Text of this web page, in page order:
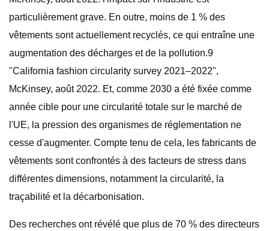
particulièrement grave. En outre, moins de 1 % des
vêtements sont actuellement recyclés, ce qui entraîne une
augmentation des décharges et de la pollution.9
"California fashion circularity survey 2021–2022",
McKinsey, août 2022. Et, comme 2030 a été fixée comme
année cible pour une circularité totale sur le marché de
l'UE, la pression des organismes de réglementation ne
cesse d'augmenter. Compte tenu de cela, les fabricants de
vêtements sont confrontés à des facteurs de stress dans
différentes dimensions, notamment la circularité, la
traçabilité et la décarbonisation.
Des recherches ont révélé que plus de 70 % des directeurs